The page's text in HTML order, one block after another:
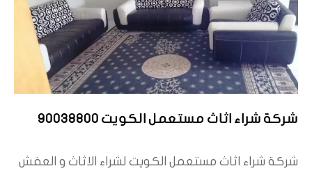
شركة شراء اثاث مستعمل الكويت 90038800
شركة شراء اثاث مستعمل الكويت لشراء الاثاث و العفش